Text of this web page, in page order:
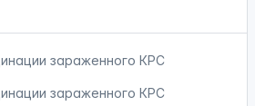
зараженного КРС
зараженного КРС